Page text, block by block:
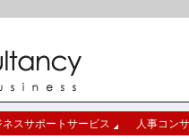
ネスサポートサービス 人事コン